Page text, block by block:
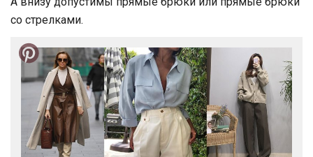
со стрелками.